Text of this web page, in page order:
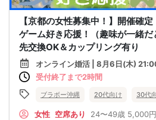
【京都の女性募集中！】開催確
ゲーム好き応援！（趣味が一緒
先交換OK＆カップリング有り
オンライン婚活 | 8月6日(木)
受付終了まで2時間
ブラボー沖縄 20代向け 30代
女性 空席あり 24〜49歳 5,000円